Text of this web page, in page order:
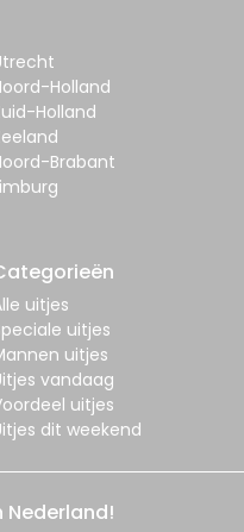
Holland
Holland
Brabant
uitjes
uitjes
uitjes
vandaag
uitjes
dit weekend
Nederland!